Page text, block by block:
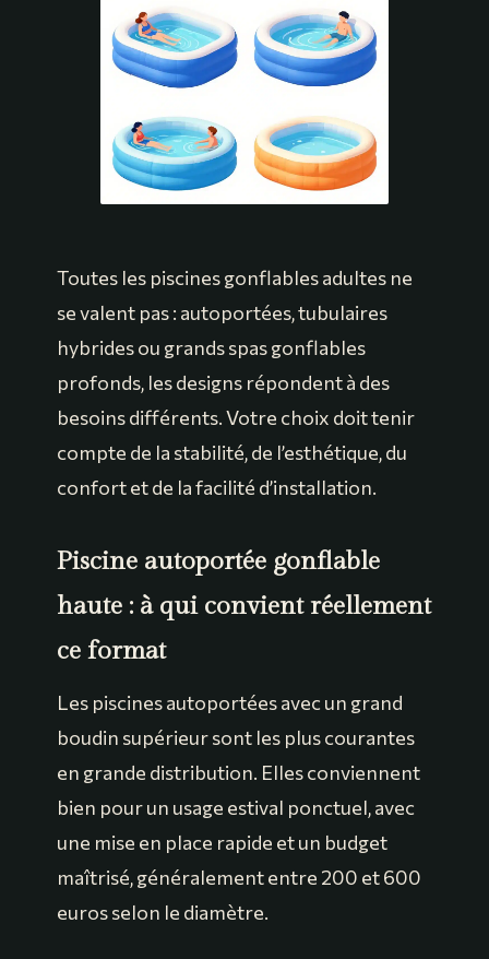
Toutes les piscines gonflables adultes ne
se valent pas : autoportées, tubulaires
hybrides ou grands spas gonflables
profonds, les designs répondent à des
besoins différents. Votre choix doit tenir
compte de la stabilité, de l’esthétique, du
confort et de la facilité d’installation.
Piscine autoportée gonflable
haute : à qui convient réellement
ce format
Les piscines autoportées avec un grand
boudin supérieur sont les plus courantes
en grande distribution. Elles conviennent
bien pour un usage estival ponctuel, avec
une mise en place rapide et un budget
maîtrisé, généralement entre 200 et 600
euros selon le diamètre.